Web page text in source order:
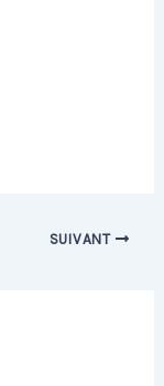
SUIVANT